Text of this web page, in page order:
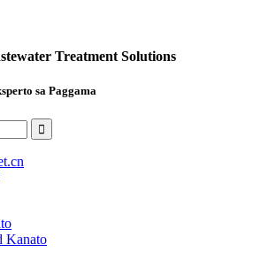
Treatment Solutions
sa Paggama
Kanato